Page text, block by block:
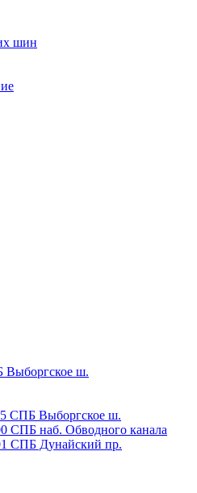
шин
Выборгское ш.
СПБ Выборгское ш.
СПБ наб. Обводного канала
СПБ Дунайский пр.